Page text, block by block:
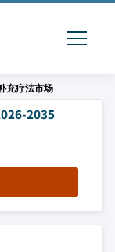
充疗法市场
2035